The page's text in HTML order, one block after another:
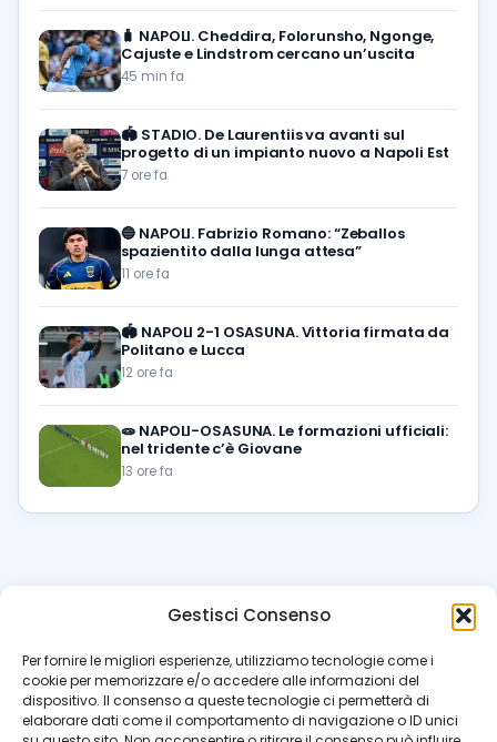
Gestisci Consenso
Per fornire le migliori esperienze, utilizziamo tecnologie come i
cookie per memorizzare e/o accedere alle informazioni del
dispositivo. Il consenso a queste tecnologie ci permetterà di
elaborare dati come il comportamento di navigazione o ID unici
🧳 NAPOLI. Cheddira, Folorunsho, Ngonge,
Cajuste e Lindstrom cercano un’uscita
45 min fa
🏟️ STADIO. De Laurentiis va avanti sul
progetto di un impianto nuovo a Napoli Est
7 ore fa
🔵 NAPOLI. Fabrizio Romano: “Zeballos
spazientito dalla lunga attesa”
11 ore fa
🏟️ NAPOLI 2-1 OSASUNA. Vittoria firmata da
Politano e Lucca
12 ore fa
🧫 NAPOLI-OSASUNA. Le formazioni ufficiali:
nel tridente c’è Giovane
13 ore fa
azzurrissimo.it
Il blog di riferimento per i tifosi del Napoli. News, interviste,
pagelle e calciomercato. Testata giornalistica registrata
al Tribunale di Napoli (n. 48 dell’08/10/2012). Direttore Luca